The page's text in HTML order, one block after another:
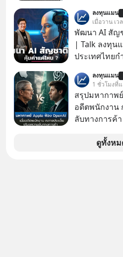
โปรโมชัน ลด
ยอด 2 ล้านบ
ซื้อ
ลงทุนแมน
พัฒนา AI สัญ
| Talk ลงทุน
ประเทศไทย
“ThaiLLM” เพื่อให้คนไทยมีโครงสร้าง
พื้นฐานด้าน
บริบททางสัง
คำถามคือ ก
นำ ThaiLLM
กับสังคมไทย
ลงทุนแมน
1 ชั่วโมงที่แ
สรุปมหากาพ
อดีตพนักงาน
ลับทางการค้
เก่าที่เขาเค
ดูทั้งห